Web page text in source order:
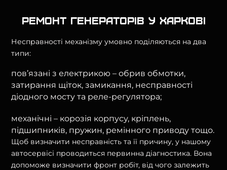
Ремонт генераторів у Харкові
Несправності механізму умовно поділяються на два
типи:
пов’язані з електрикою – обрив обмотки,
затирання щіток, замикання, несправності
діодного мосту та реле-регулятора;
механічні – корозія корпусу, кріплень,
підшипників, пружин, ремінного приводу тощо.
Щоб визначити несправність та її причину, у нашому
автосервісі проводиться первинна діагностика. Вона
допоможе визначити фронт робіт, від чого залежить